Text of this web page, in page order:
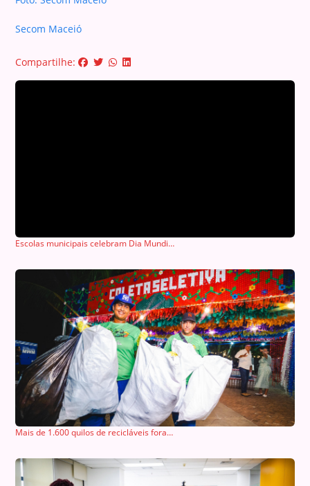
Secom Maceió
Compartilhe:
Escolas municipais celebram Dia Mundial do Brincar com atividades recreativas
Mais de 1.600 quilos de recicláveis foram coletados em três dias do Verão Massayó